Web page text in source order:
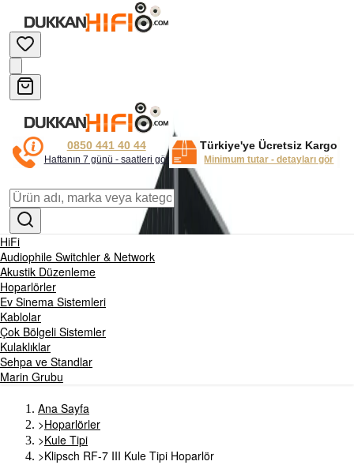
0850 441 40 44
Haftanın 7 günü - saatleri gör
Türkiye'ye Ücretsiz Kargo
Minimum tutar - detayları gör
HiFi
Audiophile Switchler & Network
Akustik Düzenleme
Hoparlörler
Ev Sinema Sistemleri
Kablolar
Çok Bölgeli Sistemler
Kulaklıklar
Sehpa ve Standlar
Marin Grubu
Ana Sayfa
>Hoparlörler
>Kule Tipi
>Klipsch RF-7 III Kule Tipi Hoparlör